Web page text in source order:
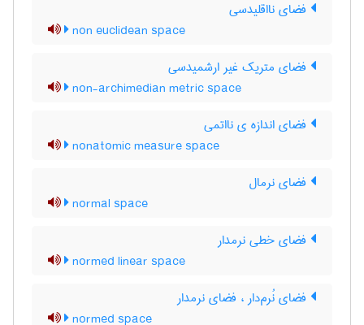
فضای نااقلیدسی
non euclidean space
فضای متریک غیر ارشمیدسی
non-archimedian metric space
فضای اندازه ی نااتمی
nonatomic measure space
فضای نرمال
normal space
فضای خطی نرمدار
normed linear space
فضای نُرم‌دار ، فضای نرمدار
normed space